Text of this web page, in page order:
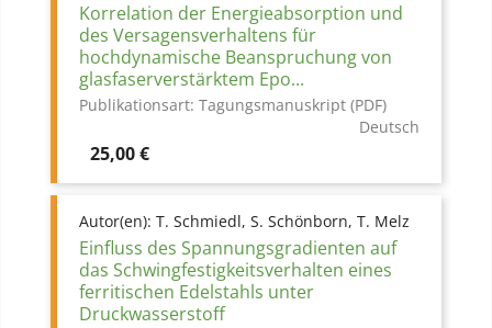
Korrelation der Energieabsorption und
des Versagensverhaltens für
hochdynamische Beanspruchung von
glasfaserverstärktem Epo...
Publikationsart: Tagungsmanuskript (PDF)
Deutsch
Preis
25,00 €
Autor(en): T. Schmiedl, S. Schönborn, T. Melz
Einfluss des Spannungsgradienten auf
das Schwingfestigkeitsverhalten eines
ferritischen Edelstahls unter
Druckwasserstoff